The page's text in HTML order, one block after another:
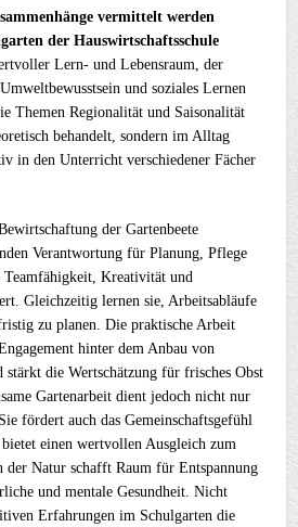
vermittelt werden
der Hauswirtschaftsschule
Lern- und Lebensraum, der
und soziales Lernen
Themen Regionalität und Saisonalität
behandelt, sondern im Alltag
in den Unterricht verschiedener Fächer
der Gartenbeete
Verantwortung für Planung, Pflege
Teamfähigkeit, Kreativität und
Gleichzeitig lernen sie, Arbeitsabläufe
zu planen. Die praktische Arbeit
hinter dem Anbau von
stärkt die Wertschätzung für frisches Obst
Gartenarbeit dient jedoch nicht nur
fördert auch das Gemeinschaftsgefühl
einen wertvollen Ausgleich zum
der Natur schafft Raum für Entspannung
und mentale Gesundheit. Nicht
Erfahrungen im Schulgarten die